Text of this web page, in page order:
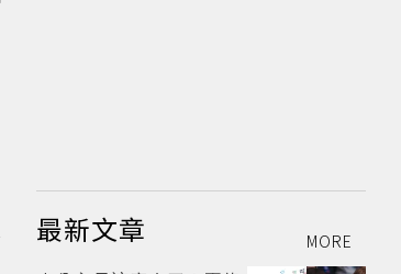
最新文章 MORE